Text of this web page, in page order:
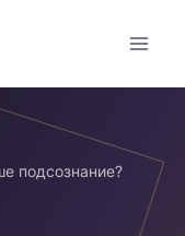
подсознание?